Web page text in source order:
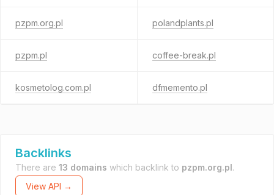
pzpm.org.pl polandplants.pl
pzpm.pl coffee-break.pl
kosmetolog.com.pl dfmemento.pl
Backlinks
There are 13 domains which backlink to pzpm.org.pl.
View API →